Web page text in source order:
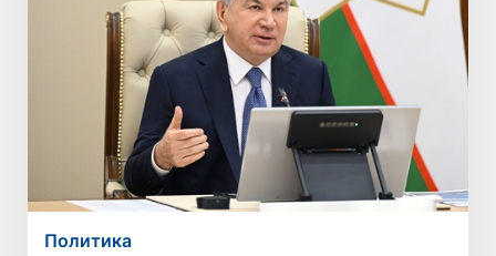
Политика